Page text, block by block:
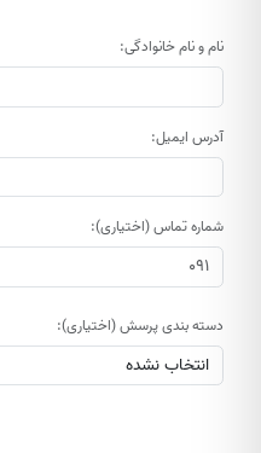
نام و نام خانوادگی:
آدرس ایمیل:
شماره تماس (اختیاری):
دسته بندی پرسش (اختیاری):